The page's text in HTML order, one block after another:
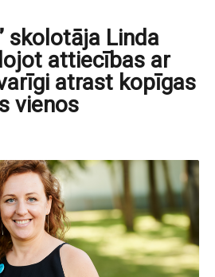
skolotāja Linda
attiecības ar
atrast kopīgas
vienos